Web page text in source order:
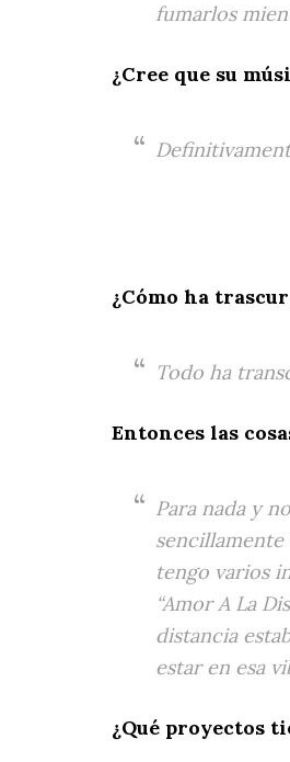
fumarlos
¿Cree que su
¿Cómo ha
Todo ha
Entonces las
Para nada y
sencillamente
tengo varios
“Amor A La
distancia
estar en esa
¿Qué proyectos